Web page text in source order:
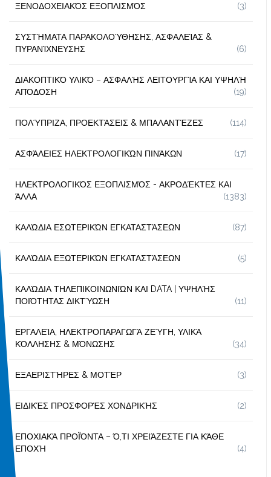
ΞΕΝΟΔΟΧΕΙΑΚΌΣ ΕΞΟΠΛΙΣΜΌΣ (3)
ΣΥΣΤΉΜΑΤΑ ΠΑΡΑΚΟΛΟΎΘΗΣΗΣ, ΑΣΦΑΛΕΊΑΣ &
ΠΥΡΑΝΊΧΝΕΥΣΗΣ
(6)
ΔΙΑΚΟΠΤΙΚΌ ΥΛΙΚΌ – ΑΣΦΑΛΉΣ ΛΕΙΤΟΥΡΓΊΑ ΚΑΙ ΥΨΗΛΉ
ΑΠΌΔΟΣΗ
(19)
ΠΟΛΎΠΡΙΖΑ, ΠΡΟΕΚΤΆΣΕΙΣ & ΜΠΑΛΑΝΤΈΖΕΣ (114)
ΑΣΦΆΛΕΙΕΣ ΗΛΕΚΤΡΟΛΟΓΙΚΏΝ ΠΙΝΆΚΩΝ (17)
ΗΛΕΚΤΡΟΛΟΓΙΚΌΣ ΕΞΟΠΛΙΣΜΌΣ - ΑΚΡΟΔΈΚΤΕΣ ΚΑΙ
ΆΛΛΑ
(1383)
ΚΑΛΏΔΙΑ ΕΣΩΤΕΡΙΚΏΝ ΕΓΚΑΤΑΣΤΆΣΕΩΝ (87)
ΚΑΛΏΔΙΑ ΕΞΩΤΕΡΙΚΏΝ ΕΓΚΑΤΑΣΤΆΣΕΩΝ (5)
ΚΑΛΏΔΙΑ ΤΗΛΕΠΙΚΟΙΝΩΝΙΏΝ ΚΑΙ DATA | ΥΨΗΛΉΣ
ΠΟΙΌΤΗΤΑΣ ΔΙΚΤΎΩΣΗ
(11)
ΕΡΓΑΛΕΊΑ, ΗΛΕΚΤΡΟΠΑΡΑΓΩΓΆ ΖΕΎΓΗ, ΥΛΙΚΆ
ΚΌΛΛΗΣΗΣ & ΜΌΝΩΣΗΣ
(34)
ΕΞΑΕΡΙΣΤΉΡΕΣ & ΜΟΤΈΡ (3)
ΕΙΔΙΚΈΣ ΠΡΟΣΦΟΡΈΣ ΧΟΝΔΡΙΚΉΣ (2)
ΕΠΟΧΙΑΚΆ ΠΡΟΪΌΝΤΑ – Ό,ΤΙ ΧΡΕΙΆΖΕΣΤΕ ΓΙΑ ΚΆΘΕ
ΕΠΟΧΉ
(4)